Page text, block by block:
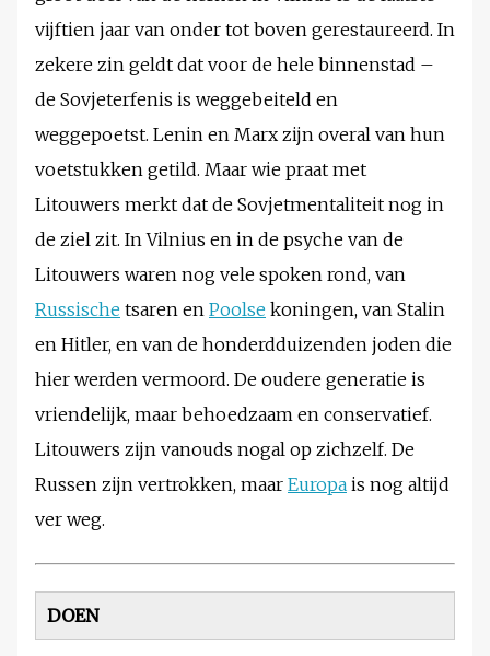
vijftien jaar van onder tot boven gerestaureerd. In
zekere zin geldt dat voor de hele binnenstad –
de Sovjeterfenis is weggebeiteld en
weggepoetst. Lenin en Marx zijn overal van hun
voetstukken getild. Maar wie praat met
Litouwers merkt dat de Sovjetmentaliteit nog in
de ziel zit. In Vilnius en in de psyche van de
Litouwers waren nog vele spoken rond, van
Russische tsaren en Poolse koningen, van Stalin
en Hitler, en van de honderdduizenden joden die
hier werden vermoord. De oudere generatie is
vriendelijk, maar behoedzaam en conservatief.
Litouwers zijn vanouds nogal op zichzelf. De
Russen zijn vertrokken, maar Europa is nog altijd
ver weg.
DOEN